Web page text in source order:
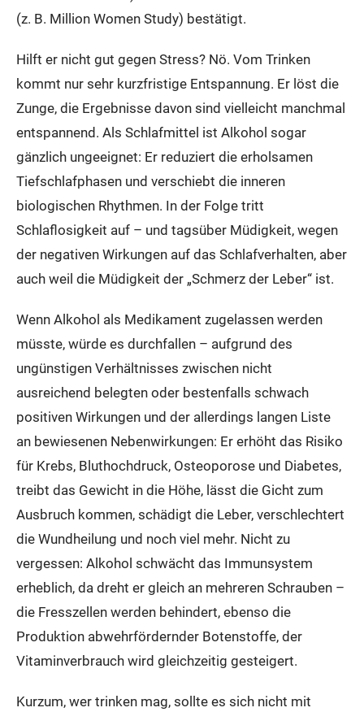
(z. B. Million Women Study) bestätigt.
Hilft er nicht gut gegen Stress? Nö. Vom Trinken
kommt nur sehr kurzfristige Entspannung. Er löst die
Zunge, die Ergebnisse davon sind vielleicht manchmal
entspannend. Als Schlafmittel ist Alkohol sogar
gänzlich ungeeignet: Er reduziert die erholsamen
Tiefschlafphasen und verschiebt die inneren
biologischen Rhythmen. In der Folge tritt
Schlaflosigkeit auf – und tagsüber Müdigkeit, wegen
der negativen Wirkungen auf das Schlafverhalten, aber
auch weil die Müdigkeit der „Schmerz der Leber“ ist.
Wenn Alkohol als Medikament zugelassen werden
müsste, würde es durchfallen – aufgrund des
ungünstigen Verhältnisses zwischen nicht
ausreichend belegten oder bestenfalls schwach
positiven Wirkungen und der allerdings langen Liste
an bewiesenen Nebenwirkungen: Er erhöht das Risiko
für Krebs, Bluthochdruck, Osteoporose und Diabetes,
treibt das Gewicht in die Höhe, lässt die Gicht zum
Ausbruch kommen, schädigt die Leber, verschlechtert
die Wundheilung und noch viel mehr. Nicht zu
vergessen: Alkohol schwächt das Immunsystem
erheblich, da dreht er gleich an mehreren Schrauben –
die Fresszellen werden behindert, ebenso die
Produktion abwehrfördernder Botenstoffe, der
Vitaminverbrauch wird gleichzeitig gesteigert.
Kurzum, wer trinken mag, sollte es sich nicht mit